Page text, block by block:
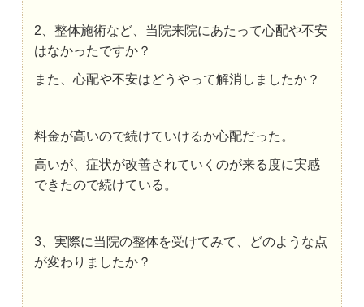
2、整体施術など、当院来院にあたって心配や不安
はなかったですか？
また、心配や不安はどうやって解消しましたか？
料金が高いので続けていけるか心配だった。
高いが、症状が改善されていくのが来る度に実感
できたので続けている。
3、実際に当院の整体を受けてみて、どのような点
が変わりましたか？